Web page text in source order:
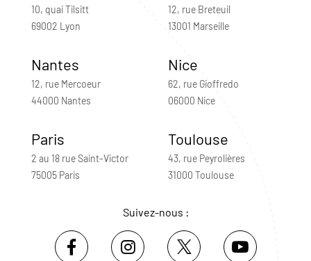
10, quai Tilsitt
69002 Lyon
12, rue Breteuil
13001 Marseille
Nantes
12, rue Mercoeur
44000 Nantes
Nice
62, rue Gioffredo
06000 Nice
Paris
2 au 18 rue Saint-Victor
75005 Paris
Toulouse
43, rue Peyrolières
31000 Toulouse
Suivez-nous :